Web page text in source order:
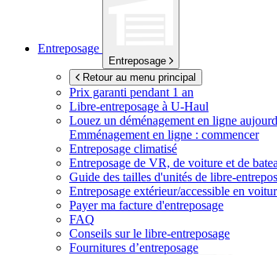
Entreposage
Entreposage
Retour au menu principal
Prix garanti pendant 1 an
Libre-entreposage à U-Haul
Louez un déménagement en ligne
Emménagement en ligne : commencer
Entreposage climatisé
Entreposage de VR, de voiture et de
Guide des tailles d'unités de libre-
Entreposage extérieur/accessible en
Payer ma facture d'entreposage
FAQ
Conseils sur le libre-entreposage
Fournitures d’entreposage